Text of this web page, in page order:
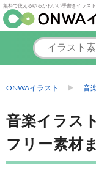
無料で使えるゆるかわいい手書きイラス
ONWAイラスト 音
音楽イラス
フリー素材